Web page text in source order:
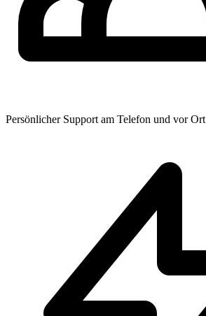
Persönlicher Support am Telefon und vor Ort